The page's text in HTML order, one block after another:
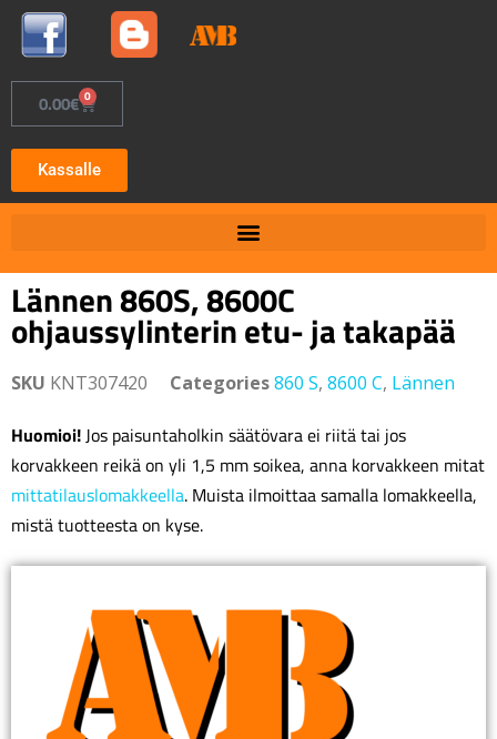
0.00€ 0
Kassalle
Lännen 860S, 8600C
ohjaussylinterin etu- ja takapää
SKU KNT307420 Categories860 S, 8600 C, Lännen
Huomioi!Jos paisuntaholkin säätövara ei riitä tai jos
korvakkeen reikä on yli 1,5 mm soikea, anna korvakkeen mitat
mittatilauslomakkeella. Muista ilmoittaa samalla lomakkeella,
mistä tuotteesta on kyse.